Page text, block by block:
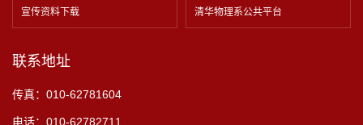
宣传资料下载 清华物理系公共平台
联系地址
传真：010-62781604
电话：010-62782711